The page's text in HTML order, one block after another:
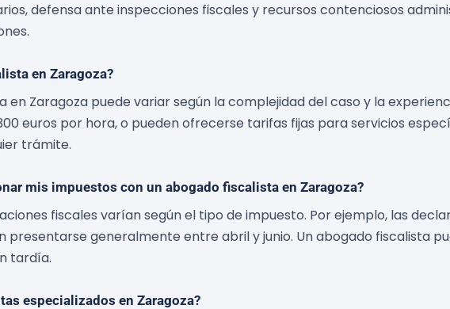
defensa ante inspecciones fiscales y recursos contenciosos
en Zaragoza?
Zaragoza puede variar según la complejidad del caso y la
euros por hora, o pueden ofrecerse tarifas fijas para servicios
trámite.
mis impuestos con un abogado fiscalista en Zaragoza?
fiscales varían según el tipo de impuesto. Por ejemplo, las
presentarse generalmente entre abril y junio. Un abogado fiscalista
tardía.
especializados en Zaragoza?